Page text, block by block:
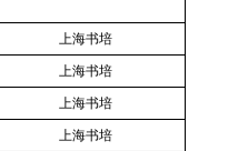
上海书培
上海书培
上海书培
上海书培